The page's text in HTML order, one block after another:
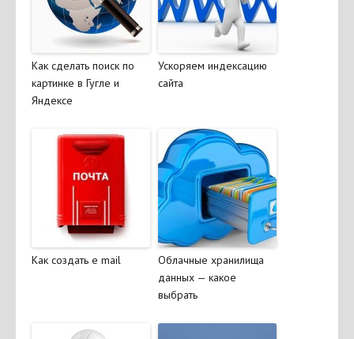
Как сделать поиск по
картинке в Гугле и
Яндексе
Ускоряем индексацию
сайта
Как создать e mail
Облачные хранилища
данных — какое
выбрать